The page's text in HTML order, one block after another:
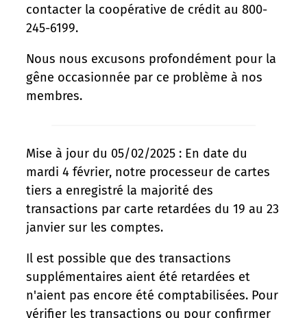
contacter la coopérative de crédit au 800-
245-6199.
Nous nous excusons profondément pour la
gêne occasionnée par ce problème à nos
membres.
Mise à jour du 05/02/2025 : En date du
mardi 4 février, notre processeur de cartes
tiers a enregistré la majorité des
transactions par carte retardées du 19 au 23
janvier sur les comptes.
Il est possible que des transactions
supplémentaires aient été retardées et
n'aient pas encore été comptabilisées. Pour
vérifier les transactions ou pour confirmer